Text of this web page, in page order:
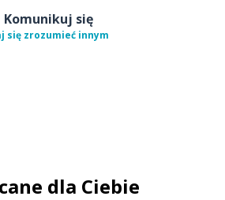
Komunikuj się
się zrozumieć innym
dla Ciebie